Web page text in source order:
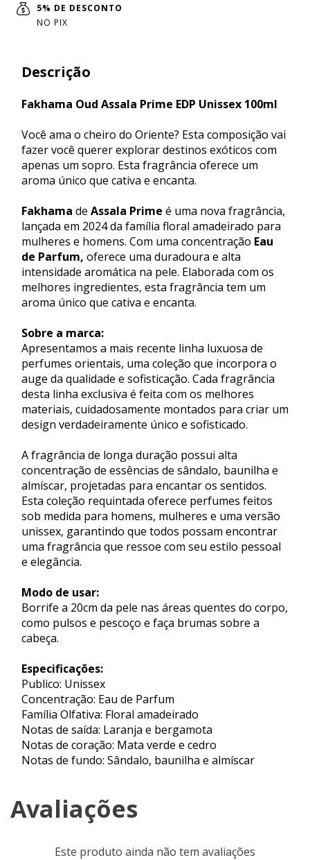
5% DE DESCONTO
NO PIX
Descrição
Fakhama Oud Assala Prime EDP Unissex 100ml
Você ama o cheiro do Oriente? Esta composição vai
fazer você querer explorar destinos exóticos com
apenas um sopro. Esta fragrância oferece um
aroma único que cativa e encanta.
Fakhama de Assala Prime é uma nova fragrância,
lançada em 2024 da família floral amadeirado para
mulheres e homens. Com uma concentração Eau
de Parfum, oferece uma duradoura e alta
intensidade aromática na pele. Elaborada com os
melhores ingredientes, esta fragrância tem um
aroma único que cativa e encanta.
Sobre a marca:
Apresentamos a mais recente linha luxuosa de
perfumes orientais, uma coleção que incorpora o
auge da qualidade e sofisticação. Cada fragrância
desta linha exclusiva é feita com os melhores
materiais, cuidadosamente montados para criar um
design verdadeiramente único e sofisticado.
A fragrância de longa duração possui alta
concentração de essências de sândalo, baunilha e
almíscar, projetadas para encantar os sentidos.
Esta coleção requintada oferece perfumes feitos
sob medida para homens, mulheres e uma versão
unissex, garantindo que todos possam encontrar
uma fragrância que ressoe com seu estilo pessoal
e elegância.
Modo de usar:
Borrife a 20cm da pele nas áreas quentes do corpo,
como pulsos e pescoço e faça brumas sobre a
cabeça.
Especificações:
Publico: Unissex
Concentração: Eau de Parfum
Família Olfativa: Floral amadeirado
Notas de saída: Laranja e bergamota
Notas de coração: Mata verde e cedro
Notas de fundo: Sândalo, baunilha e almíscar
Avaliações
Este produto ainda não tem avaliações